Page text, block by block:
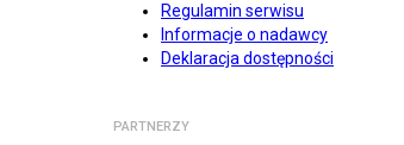
Regulamin serwisu
Informacje o nadawcy
Deklaracja dostępności
PARTNERZY